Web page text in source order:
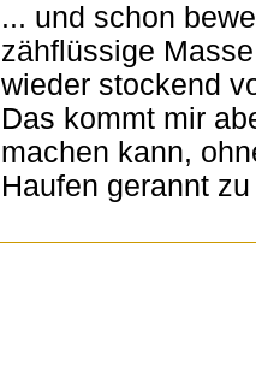
... und schon
zähflüssige
wieder stockend
Das kommt mir
machen kann,
Haufen gerannt